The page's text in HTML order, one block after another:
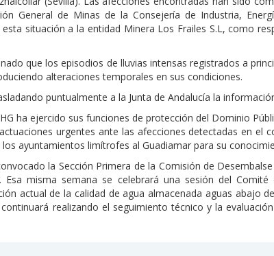
General de Minas de la Consejería de Industria,
situación a la entidad Minera Los Frailes S.L, como
que los episodios de lluvias intensas registrados a
alteraciones temporales en sus condiciones.
puntualmente a la Junta de Andalucía la
ha ejercido sus funciones de protección del Dominio
urgentes ante las afecciones detectadas en el
ayuntamientos limítrofes al Guadiamar para su
la Sección Primera de la Comisión de
Esa misma semana se celebrará una sesión del
actual de la calidad de agua almacenada aguas abajo
realizando el seguimiento técnico y la